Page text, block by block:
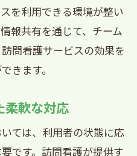
定める方法
フィードバック
る柔軟な対応
ェッショナルの役割
ビス訪問看護と地域
がもたらす安心感
を利用できる環境が整い
報共有を通じて、チーム
問看護サービスの効果を
きます。
柔軟な対応
ては、利用者の状態に応
です。訪問看護が提供す